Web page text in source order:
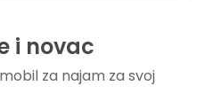
i novac
za najam za svoj